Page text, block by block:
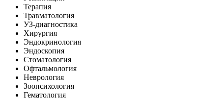
Терапия
Травматология
УЗ-диагностика
Хирургия
Эндокринология
Эндоскопия
Стоматология
Офтальмология
Неврология
Зоопсихология
Гематология